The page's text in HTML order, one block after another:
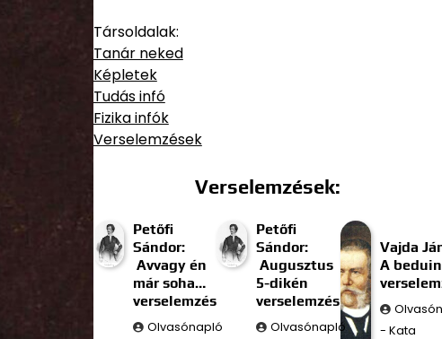
Társoldalak:
Tanár neked
Képletek
Tudás infó
Fizika infók
Verselemzések
Verselemzések:
Petőfi
Sándor:
Avvagy én
már soha…
verselemzés
Olvasónapló
Petőfi
Sándor:
Augusztus
5-dikén
verselemzés
Olvasónapló
Vajda
A beduin
- Kata